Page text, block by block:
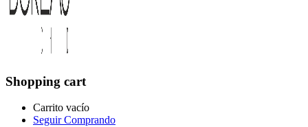
Shopping cart
Carrito vacío
Seguir Comprando